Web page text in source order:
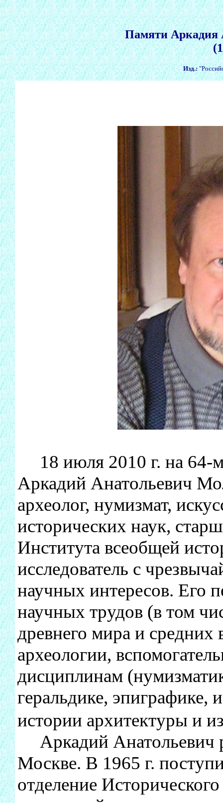
Памяти Аркадия
Изд.:
18 июля 2010 г. на 64-м
Аркадий Анатольевич
археолог, нумизмат,
исторических наук,
Института всеобщей
исследователь с
научных интересов. Его
научных трудов (в том
древнего мира и средних
археологии,
дисциплинам
геральдике, эпиграфике,
истории архитектуры и
Аркадий Анатольевич
Москве. В 1965 г.
отделение